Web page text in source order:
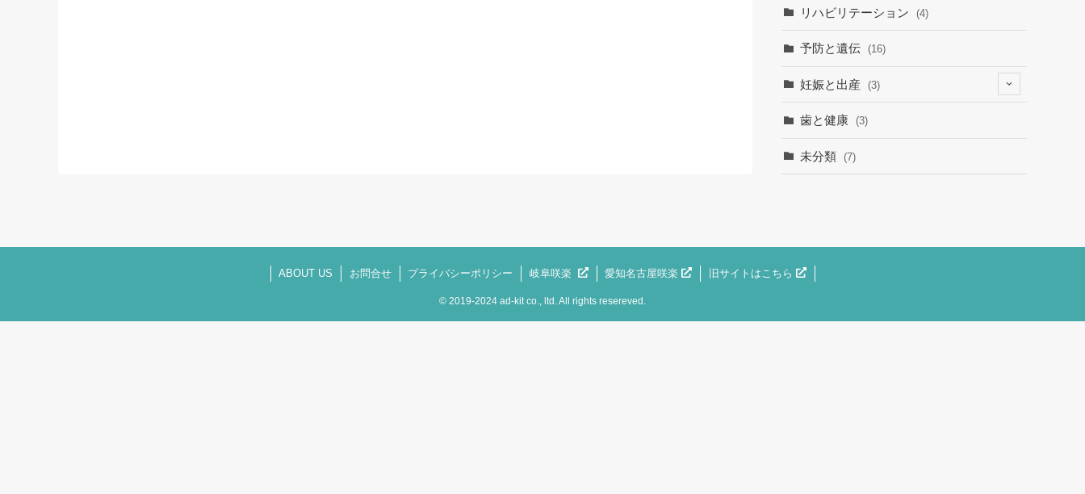
(6)
リハビリテーション (4)
予防と遺伝 (16)
妊娠と出産 (3)
歯と健康 (3)
未分類 (7)
ABOUT US お問合せ プライバシーポリシー 岐阜咲楽 愛知名古屋咲楽 旧サイトはこちら
© 2019-2024 ad-kit co., ltd. All rights resereved.